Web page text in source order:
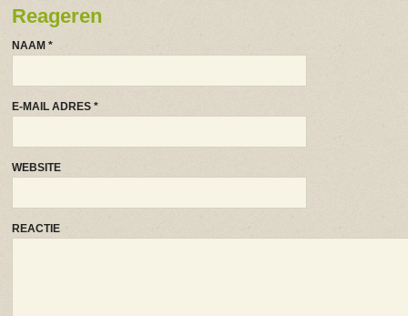
Reageren
NAAM *
E-MAIL ADRES *
WEBSITE
REACTIE